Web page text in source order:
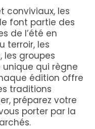
conviviaux, les
font partie des
de l’été en
terroir, les
les groupes
unique qui règne
édition offre
traditions
préparez votre
porter par la